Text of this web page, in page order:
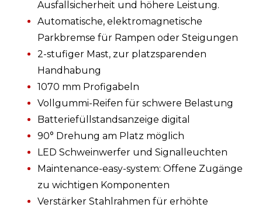
Ausfallsicherheit und höhere Leistung.
Automatische, elektromagnetische
Parkbremse für Rampen oder Steigungen
2-stufiger Mast, zur platzsparenden
Handhabung
1070 mm Profigabeln
Vollgummi-Reifen für schwere Belastung
Batteriefüllstandsanzeige digital
90° Drehung am Platz möglich
LED Schweinwerfer und Signalleuchten
Maintenance-easy-system: Offene Zugänge
zu wichtigen Komponenten
Verstärker Stahlrahmen für erhöhte